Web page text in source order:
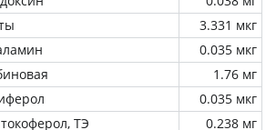
3.331 мкг
0.035 мкг
1.76 мг
0.035 мкг
ТЭ
0.238 мг